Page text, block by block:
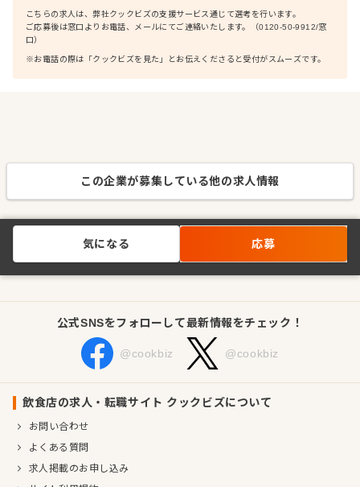
こちらの求人は、弊社クックビズの支援サービス通じて選考を行います。
ご応募後は窓口よりお電話、メールにてご連絡いたします。（0120-50-9912/窓
口）
※お電話の際は「クックビズを見た」とお伝えくださると受付がスムーズです。
この企業が募集している他の求人情報
気になる 応募
公式SNSをフォローして最新情報をチェック！
@cookbiz @cookbiz
飲食店の求人・転職サイト クックビズについて
お問い合わせ
よくある質問
求人掲載のお申し込み